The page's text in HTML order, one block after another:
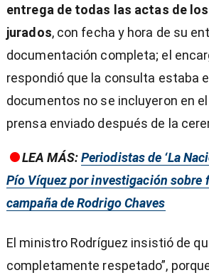
entrega de todas las actas de
jurados, con fecha y hora de su
documentación completa; el
respondió que la consulta estaba
documentos no se incluyeron en
prensa enviado después de la
LEA MÁS:Periodistas de ‘La
Pío Víquez por investigación sobre
campaña de Rodrigo Chaves
El ministro Rodríguez insistió de
completamente respetado”,